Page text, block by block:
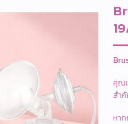
คุณ
สำ
หา